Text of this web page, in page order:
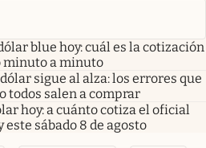
blue hoy: cuál es la cotización
minuto a minuto
sigue al alza: los errores que
todos salen a comprar
hoy: a cuánto cotiza el oficial
este sábado 8 de agosto